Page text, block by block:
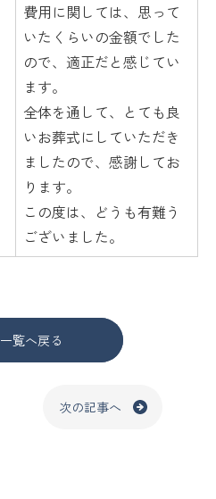
費用に関しては、思って
いたくらいの金額でした
ので、適正だと感じてい
ます。
全体を通して、とても良
いお葬式にしていただき
ましたので、感謝してお
ります。
この度は、どうも有難う
ございました。
一覧へ戻る
次の記事へ